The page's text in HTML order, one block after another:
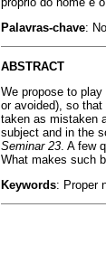
Palavras-chave:
ABSTRACT
We propose to
or avoided), so
taken as mistaken
subject and in the
Seminar 23 . A few
What makes such
Keywords: Proper